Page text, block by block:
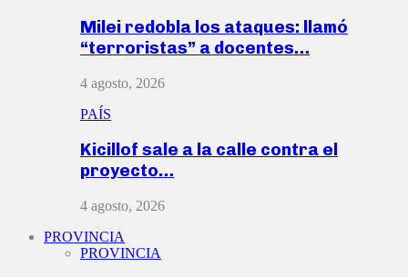
Milei redobla los ataques: llamó
“terroristas” a docentes…
4 agosto, 2026
PAÍS
Kicillof sale a la calle contra el
proyecto…
4 agosto, 2026
PROVINCIA
PROVINCIA